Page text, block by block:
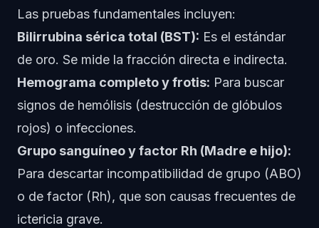
Las pruebas fundamentales incluyen:
Bilirrubina sérica total (BST): Es el estándar
de oro. Se mide la fracción directa e indirecta.
Hemograma completo y frotis: Para buscar
signos de hemólisis (destrucción de glóbulos
rojos) o infecciones.
Grupo sanguíneo y factor Rh (Madre e hijo):
Para descartar incompatibilidad de grupo (ABO)
o de factor (Rh), que son causas frecuentes de
ictericia grave.